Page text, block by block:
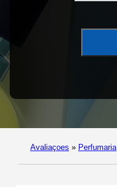
Avaliaçoes » Perfumaria